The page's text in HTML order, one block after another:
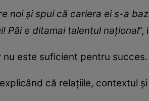
noi și spui că cariera ei s-a
Păi e ditamai talentul național
este suficient pentru succes.
explicând că relațiile, contextul